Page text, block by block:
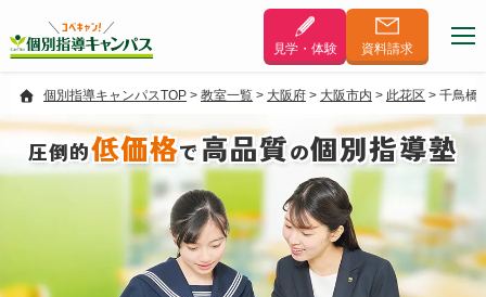
見学・体験 資料請求
個別指導キャンパスTOP> 教室一覧> 大阪府> 大阪市内 > 此花区 > 千鳥橋
圧倒的低価格で高品質の個別指導塾